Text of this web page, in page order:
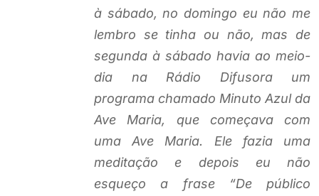
à sábado, no domingo eu não me
lembro se tinha ou não, mas de
segunda à sábado havia ao meio-
dia na Rádio Difusora um
programa chamado Minuto Azul da
Ave Maria, que começava com
uma Ave Maria. Ele fazia uma
meditação e depois eu não
esqueço a frase “De público